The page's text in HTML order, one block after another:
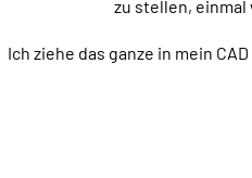
zu stellen,
Ich ziehe das ganze in mein